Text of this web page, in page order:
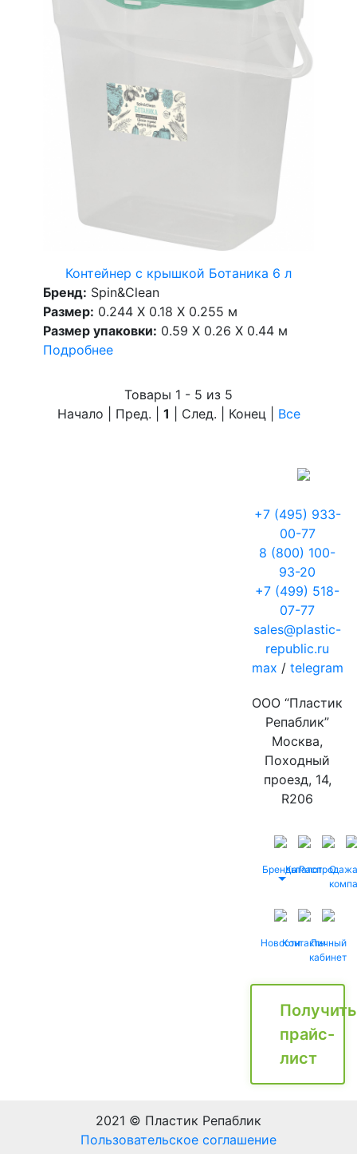
Контейнер с крышкой Ботаника 6 л
Бренд: Spin&Clean
Размер: 0.244 X 0.18 X 0.255 м
Размер упаковки: 0.59 X 0.26 X 0.44 м
Подробнее
Товары 1 - 5 из 5
Начало | Пред. | 1 | След. | Конец Все
+7 (495) 933-
00-77
8 (800) 100-
93-20
+7 (499) 518-
07-77
sales@plastic-
republic.ru
max / telegram
ООО “Пластик
Репаблик”
Москва,
Походный
проезд, 14,
R206
БрендыКаталог
Распродажа
О
НовостиКонтактыЛичный
кабинет
Получить
прайс-
лист
2021 © Пластик Репаблик
Пользовательское соглашение